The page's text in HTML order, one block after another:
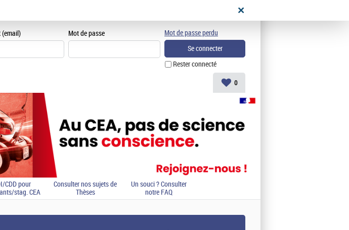
Mot de passe
Rester connecté
Mot de passe perdu
0
CDD pour
stag. CEA
Consulter nos sujets de
Thèses
Un souci ? Consulter
notre FAQ